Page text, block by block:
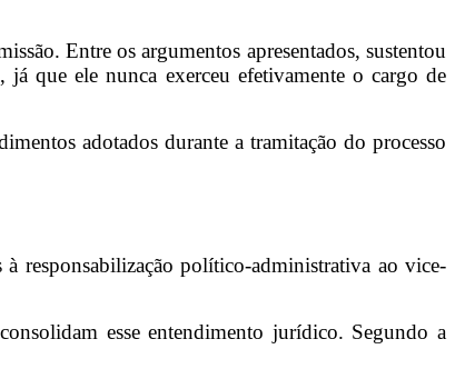
Entre os argumentos apresentados, sustentou
que ele nunca exerceu efetivamente o cargo de
adotados durante a tramitação do processo
responsabilização político-administrativa ao vice-
esse entendimento jurídico. Segundo a